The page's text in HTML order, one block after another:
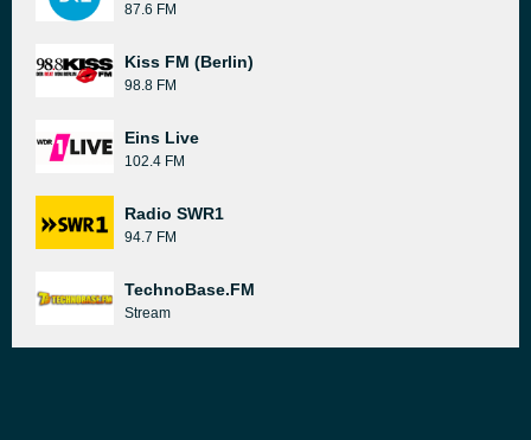
87.6 FM
Kiss FM (Berlin)
98.8 FM
Eins Live
102.4 FM
Radio SWR1
94.7 FM
TechnoBase.FM
Stream